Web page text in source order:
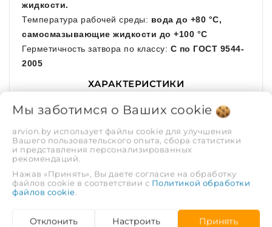
жидкости.
Температура рабочей среды: вода до +80 °С,
самосмазывающие жидкости до +100 °С
Герметичность затвора по классу: С по ГОСТ 9544-
2005
ХАРАКТЕРИСТИКИ
Диаметр условный
(DN)
50
Максимальная
рабочей среды, С°
Мы заботимся о Ваших cookie
arvion.by использует файлы cookie для улучшения
Вашего пользовательского опыта, сбора статистики
и представления персонализированных
рекомендаций.
Нажав «Принять», Вы даете согласие на обработку
файлов cookie в соответствии с Политикой обработки
файлов cookie
Отклонить Настроить Принять